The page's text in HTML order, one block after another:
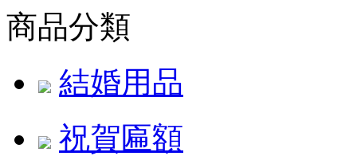
商品分類
結婚用品
祝賀匾額